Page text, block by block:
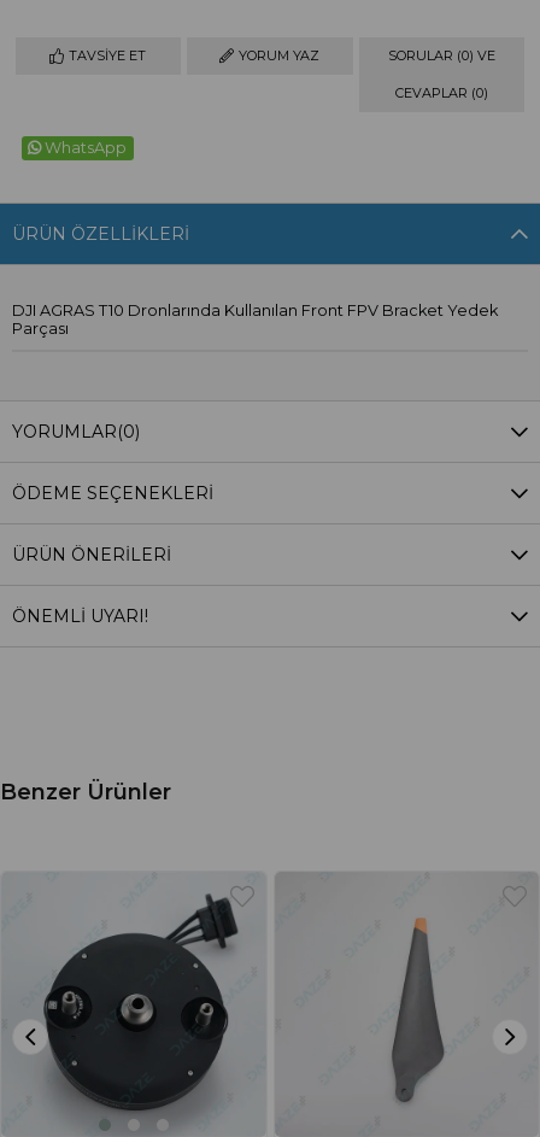
TAVSIYE ET YORUM YAZ SORULAR (0) VE
CEVAPLAR (0)
WhatsApp
ÜRÜN ÖZELLIKLERI
DJI AGRAS T10 Dronlarında Kullanılan Front FPV Bracket Yedek
Parçası
YORUMLAR(0)
ÖDEME SEÇENEKLERI
ÜRÜN ÖNERILERI
ÖNEMLİ UYARI!
Benzer Ürünler